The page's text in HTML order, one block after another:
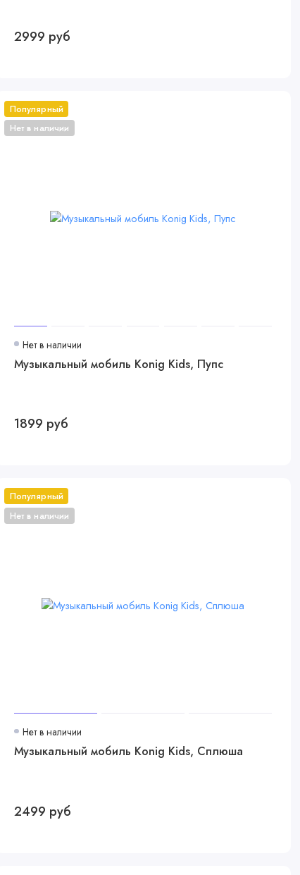
2999 руб
Популярный
Нет в наличии
Нет в наличии
Музыкальный мобиль Konig Kids, Пупс
1899 руб
Популярный
Нет в наличии
Нет в наличии
Музыкальный мобиль Konig Kids, Сплюша
2499 руб